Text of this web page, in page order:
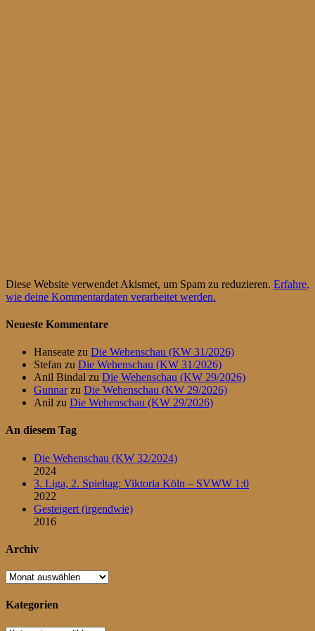
Diese Website verwendet Akismet, um Spam zu reduzieren. Erfahre,
wie deine Kommentardaten verarbeitet werden.
Neueste Kommentare
Hanseate zu Die Wehenschau (KW 31/2026)
Stefan zu Die Wehenschau (KW 31/2026)
Anil Bindal zu Die Wehenschau (KW 29/2026)
Gunnarzu Die Wehenschau (KW 29/2026)
Anil zu Die Wehenschau (KW 29/2026)
An diesem Tag
Die Wehenschau (KW 32/2024)
2024
3. Liga, 2. Spieltag: Viktoria Köln – SVWW 1:0
2022
Gesteigert (irgendwie)
2016
Archiv
Archiv
Kategorien